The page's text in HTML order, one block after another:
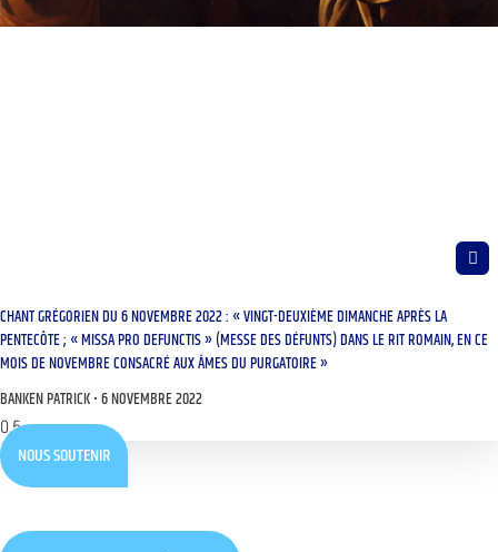
CHANT GRÉGORIEN DU 6 NOVEMBRE 2022 : « VINGT-DEUXIÈME DIMANCHE APRÈS LA
PENTECÔTE ; « MISSA PRO DEFUNCTIS » (MESSE DES DÉFUNTS) DANS LE RIT ROMAIN, EN CE
MOIS DE NOVEMBRE CONSACRÉ AUX ÂMES DU PURGATOIRE »
BANKEN PATRICK 6 NOVEMBRE 2022
NOUS SOUTENIR